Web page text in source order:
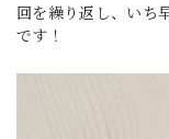
回を繰り返し、いち
です！